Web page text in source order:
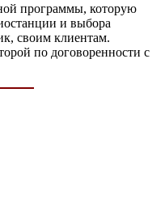
программы, которую
и выбора
своим клиентам.
по договоренности с